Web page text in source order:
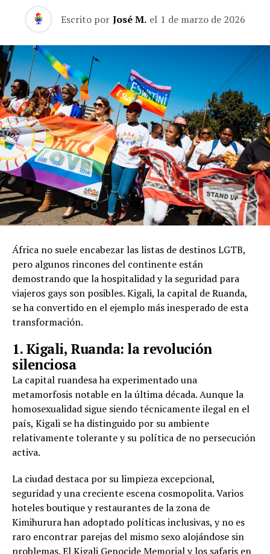
Escrito por José M. el 1 de marzo de 2026
África no suele encabezar las listas de destinos LGTB,
pero algunos rincones del continente están
demostrando que la hospitalidad y la seguridad para
viajeros gays son posibles. Kigali, la capital de Ruanda,
se ha convertido en el ejemplo más inesperado de esta
transformación.
1. Kigali, Ruanda: la revolución
silenciosa
La capital ruandesa ha experimentado una
metamorfosis notable en la última década. Aunque la
homosexualidad sigue siendo técnicamente ilegal en el
país, Kigali se ha distinguido por su ambiente
relativamente tolerante y su política de no persecución
activa.
La ciudad destaca por su limpieza excepcional,
seguridad y una creciente escena cosmopolita. Varios
hoteles boutique y restaurantes de la zona de
Kimihurura han adoptado políticas inclusivas, y no es
raro encontrar parejas del mismo sexo alojándose sin
problemas. El Kigali Genocide Memorial y los safaris en